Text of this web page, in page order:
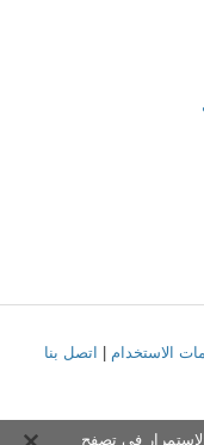
الاستخدام اتصل بنا
في تصفح